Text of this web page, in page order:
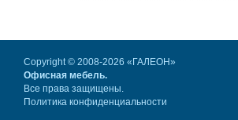
Copyright © 2008-2026 «ГАЛЕОН»
Офисная мебель.
Все права защищены.
Политика конфиденциальности